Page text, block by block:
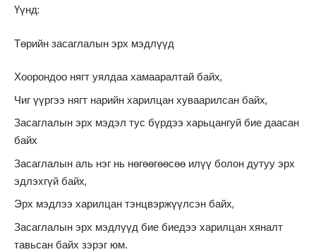
Үүнд:
Төрийн засаглалын эрх мэдлүүд
Хоорондоо нягт уялдаа хамааралтай байх,
Чиг үүргээ нягт нарийн харилцан хуваарилсан байх,
Засаглалын эрх мэдэл тус бүрдээ харьцангуй бие даасан
байх
Засаглалын аль нэг нь нөгөөгөөсөө илүү болон дутуу эрх
эдлэхгүй байх,
Эрх мэдлээ харилцан тэнцвэржүүлсэн байх,
Засаглалын эрх мэдлүүд бие биедээ харилцан хяналт
тавьсан байх зэрэг юм.